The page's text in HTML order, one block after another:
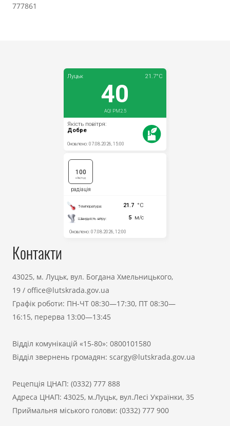
777861
Контакти
43025, м. Луцьк, вул. Богдана Хмельницького,
19 / office@lutskrada.gov.ua
Графік роботи: ПН-ЧТ 08:30—17:30, ПТ 08:30—
16:15, перерва 13:00—13:45
Відділ комунікацій «15-80»: 0800101580
Відділ звернень громадян: scargy@lutskrada.gov.ua
Рецепція ЦНАП: (0332) 777 888
Адреса ЦНАП: 43025, м.Луцьк, вул.Лесі Українки, 35
Приймальня міського голови: (0332) 777 900